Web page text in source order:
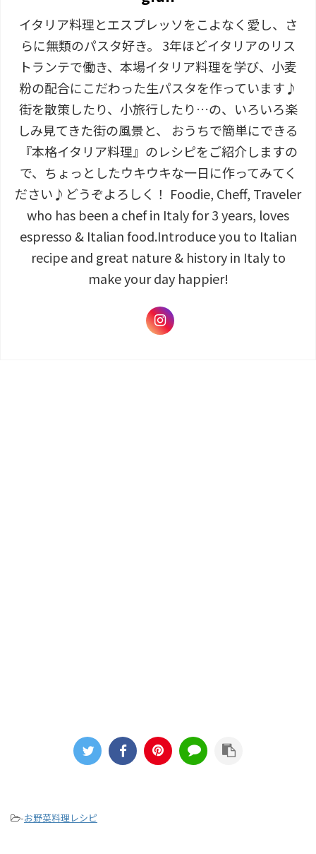
イタリア料理とエスプレッソをこよなく愛し、さ
らに無類のパスタ好き。 3年ほどイタリアのリス
トランテで働き、本場イタリア料理を学び、小麦
粉の配合にこだわった生パスタを作っています♪
街を散策したり、小旅行したり…の、いろいろ楽
しみ見てきた街の風景と、 おうちで簡単にできる
『本格イタリア料理』のレシピをご紹介しますの
で、ちょっとしたウキウキな一日に作ってみてく
ださい♪どうぞよろしく！ Foodie, Cheff, Traveler
who has been a chef in Italy for 3 years, loves
espresso & Italian food.Introduce you to Italian
recipe and great nature & history in Italy to
make your day happier!
-お野菜料理レシピ